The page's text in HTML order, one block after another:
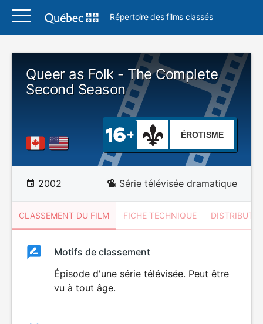
Répertoire des films classés
Queer as Folk - The Complete
Second Season
ÉROTISME
2002 Série télévisée dramatique
CLASSEMENT DU FILM FICHE TECHNIQUE
ClassementClassement
Motifs de classement
Épisode d'une série télévisée. Peut être
vu à tout âge.